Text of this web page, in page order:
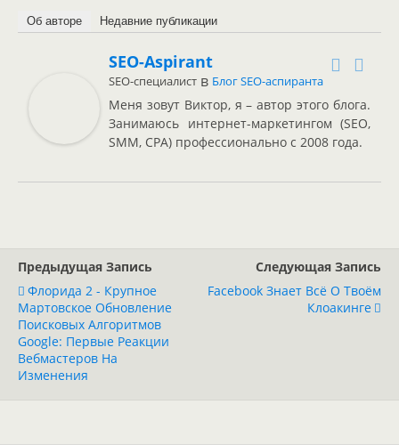
Об авторе Недавние публикации
SEO-Aspirant
SEO-специалист в Блог SEO-аспиранта
Меня зовут Виктор, я – автор этого блога.
Занимаюсь интернет-маркетингом (SEO,
SMM, CPA) профессионально с 2008 года.
Предыдущая Запись
Флорида 2 - Крупное
Мартовское Обновление
Поисковых Алгоритмов
Google: Первые Реакции
Вебмастеров На
Изменения
Следующая Запись
Facebook Знает Всё О Твоём
Клоакинге